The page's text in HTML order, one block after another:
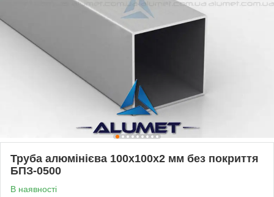
Труба алюмінієва 100х100х2 мм без покриття
БПЗ-0500
В наявності